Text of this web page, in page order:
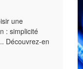
une
: simplicité
Découvrez-en